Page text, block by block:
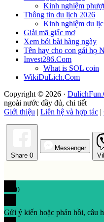
Kinh nghiệm
Thông tin du lịch 2026
Kinh nghiệm du
Giải mã giấc mơ
Xem bói bài hàng ngày
Tên hay cho con gái họ
Invest286.Com
What is SOL coin
WikiDuLich.Com
Copyright © 2026 ·
ngoài nước đầy đủ, chi tiết
Giới thiệu | Liên hệ và hợp tác |
Share 0
Messenger
0
Gửi ý kiến hoặc phản hồi, câu